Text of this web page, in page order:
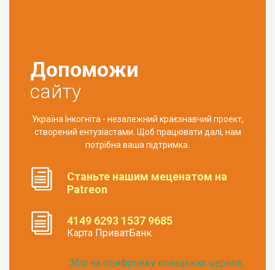
Допоможи
сайту
Україна Інкогніта - незалежний краєзнавчий проект,
створений ентузіастами. Щоб працювати далі, нам
потрібна ваша підтримка.
Станьте нашим меценатом на
Patreon
4149 6293 1537 9685
Карта ПриватБанк
Збір на оцифровку козацьких церков